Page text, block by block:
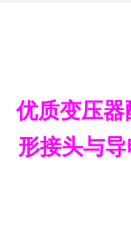
优质变压
形接头与